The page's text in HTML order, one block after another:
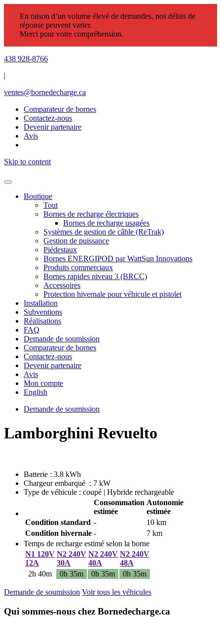
En raison d’un volume élevé de demandes, nos délais de
réponse peuvent varier.
Merci pour votre compréhension.
438 928-8766
|
ventes@bornedecharge.ca
Comparateur de bornes
Contactez-nous
Devenir partenaire
Avis
Skip to content
Boutique
Tout
Bornes de recharge électriques
Bornes de recharge usagées
Systèmes de gestion de câble (ReTrak)
Gestion de puissance
Piédestaux
Bornes ENERGIPOD par WattSun Innovations
Produits commerciaux
Bornes rapides niveau 3 (BRCC)
Accessoires
Protection hivernale pour véhicule et pistolet
Installation
Subventions
Réalisations
FAQ
Demande de soumission
Comparateur de bornes
Contactez-nous
Devenir partenaire
Avis
Mon compte
English
Demande de soumission
Lamborghini Revuelto
Batterie : 3.8 kWh
Chargeur embarqué : 7 kW
Type de véhicule : coupé | Hybride rechargeable
Consommation
estimée
Autonomie
estimée
Condition standard -
10 km
Condition hivernale -
7 km
Temps de recharge estimé selon la borne
N1 120V
12A
N2 240V
30A
N2 240V
40A
N2 240V
48A
2h 40m
0h 35m 0h 35m 0h 35m
Demande de soumission Voir tous les véhicules
Qui sommes-nous chez Bornedecharge.ca